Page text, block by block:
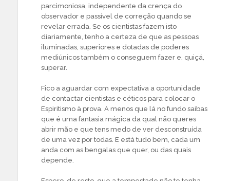
parcimoniosa, independente da crença do
observador e passível de correção quando se
revelar errada. Se os cientistas fazem isto
diariamente, tenho a certeza de que as pessoas
iluminadas, superiores e dotadas de poderes
mediúnicos também o conseguem fazer e, quiçá,
superar.
Fico a aguardar com expectativa a oportunidade
de contactar cientistas e céticos para colocar o
Espiritismo à prova. A menos que lá no fundo saibas
que é uma fantasia mágica da qual não queres
abrir mão e que tens medo de ver desconstruída
de uma vez por todas. E está tudo bem, cada um
anda com as bengalas que quer, ou das quais
depende.